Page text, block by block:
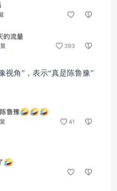
视角”，表示“真是陈鲁豫”